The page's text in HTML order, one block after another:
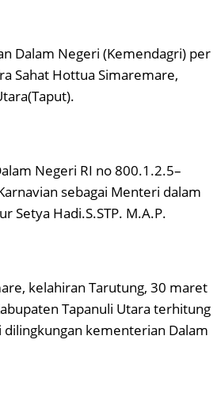
Dalam Negeri (Kemendagri) per
Sahat Hottua Simaremare,
Negeri RI no 800.1.2.5–
sebagai Menteri dalam
Setya Hadi.S.STP. M.A.P.
kelahiran Tarutung, 30 maret
Tapanuli Utara terhitung
kementerian Dalam